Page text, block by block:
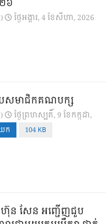
៦
) ថ្ងៃ​អង្គារ, 4 ខែ​សីហា, 2026
េបសមាជិកគណបក្ស
)
ថ្ងៃ​ព្រហស្បតិ៍, 9 ខែ​កក្កដា,
ក 104 KB
ហ៊ុន សែន អញ្ជើញជួប